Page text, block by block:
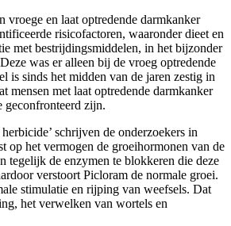
vroege en laat optredende darmkanker
risicofactoren, waaronder dieet en
met bestrijdingsmiddelen, in het bijzonder
was er alleen bij de vroeg optredende
is sinds het midden van de jaren zestig in
mensen met laat optredende darmkanker
geconfronteerd zijn.
schrijven de onderzoekers in
op het vermogen de groeihormonen van de
tegelijk de enzymen te blokkeren die deze
verstoort Picloram de normale groei.
stimulatie en rijping van weefsels. Dat
het verwelken van wortels en